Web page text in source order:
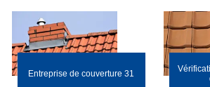
Entreprise de couverture 31